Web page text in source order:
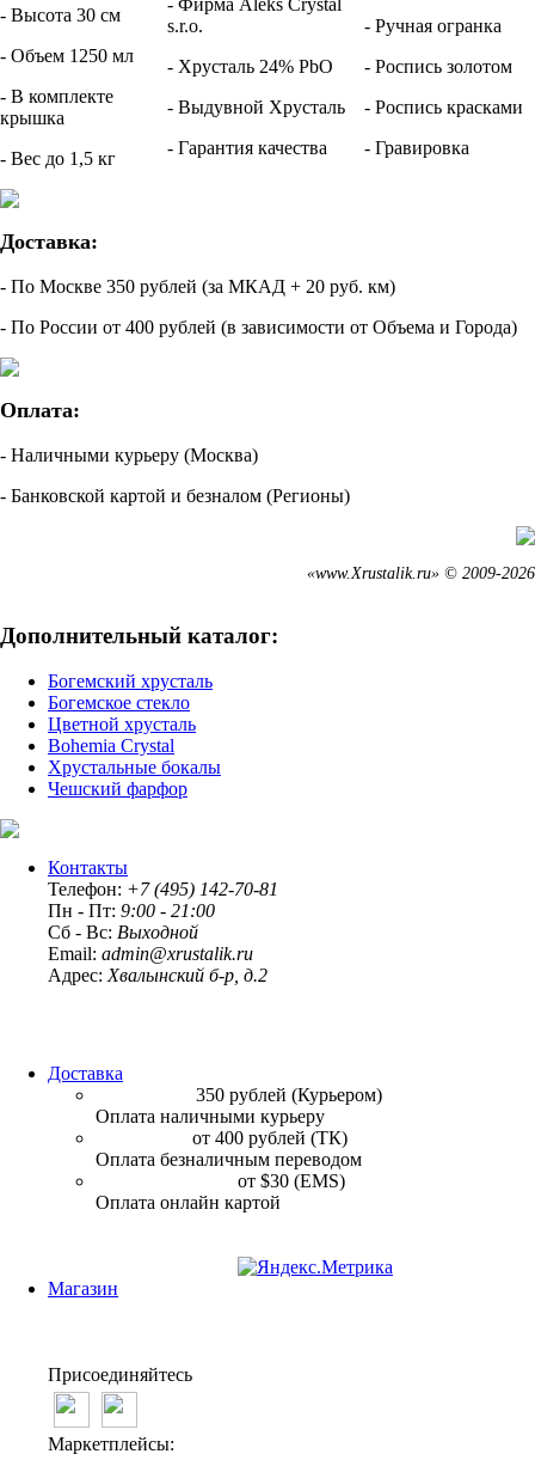
- Высота 30 см
- Объем 1250 мл
- В комплекте
крышка
- Вес до 1,5 кг
s.r.o.
- Хрусталь 24% PbO
- Выдувной Хрусталь
- Гарантия качества
- Ручная огранка
- Роспись золотом
- Роспись красками
- Гравировка
Доставка:
- По Москве 350 рублей (за МКАД + 20 руб. км)
- По России от 400 рублей (в зависимости от Объема и Города)
Оплата:
- Наличными курьеру (Москва)
- Банковской картой и безналом (Регионы)
«www.Xrustalik.ru» © 2009-2026
Дополнительный каталог:
Богемский хрусталь
Богемское стекло
Цветной хрусталь
Bohemia Crystal
Хрустальные бокалы
Чешский фарфор
Контакты
Телефон: +7 (495) 142-70-81
Пн - Пт: 9:00 - 21:00
Сб - Вс: Выходной
Email: admin@xrustalik.ru
Адрес:Хвалынский б-р, д.2
Доставка
350 рублей (Курьером)
Оплата наличными курьеру
от 400 рублей (ТК)
Оплата безналичным переводом
от $30 (EMS)
Оплата онлайн картой
Магазин
Присоединяйтесь
Маркетплейсы: